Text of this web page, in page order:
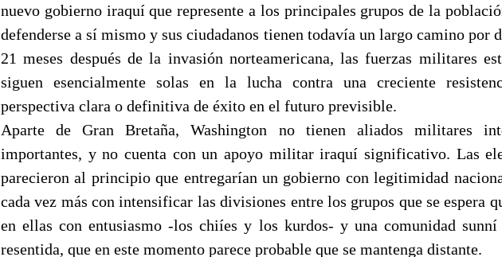
nuevo gobierno iraquí que represente a los principales grupos de la
defenderse a sí mismo y sus ciudadanos tienen todavía un largo camino por
21 meses después de la invasión norteamericana, las fuerzas militares
siguen esencialmente solas en la lucha contra una creciente
perspectiva clara o definitiva de éxito en el futuro previsible.
Aparte de Gran Bretaña, Washington no tienen aliados militares
importantes, y no cuenta con un apoyo militar iraquí significativo. Las
parecieron al principio que entregarían un gobierno con legitimidad
cada vez más con intensificar las divisiones entre los grupos que se espera
en ellas con entusiasmo -los chiíes y los kurdos- y una comunidad sunní
resentida, que en este momento parece probable que se mantenga distante.